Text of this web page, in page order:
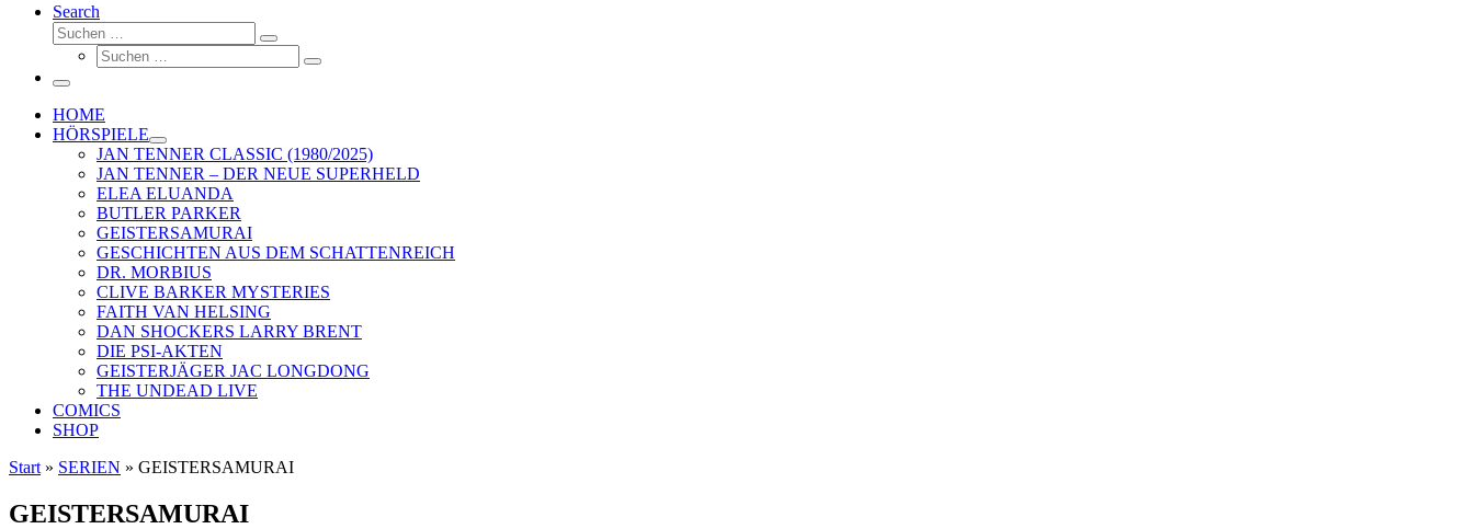
Search
Suche
Suchen …
Suche
Suchen …
Menü
HOME
HÖRSPIELE
JAN TENNER CLASSIC (1980/2025)
JAN TENNER – DER NEUE SUPERHELD
ELEA ELUANDA
BUTLER PARKER
GEISTERSAMURAI
GESCHICHTEN AUS DEM SCHATTENREICH
DR. MORBIUS
CLIVE BARKER MYSTERIES
FAITH VAN HELSING
DAN SHOCKERS LARRY BRENT
DIE PSI-AKTEN
GEISTERJÄGER JAC LONGDONG
THE UNDEAD LIVE
COMICS
SHOP
Start » SERIEN » GEISTERSAMURAI
GEISTERSAMURAI